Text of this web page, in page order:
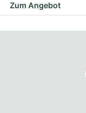
Zum Angebot